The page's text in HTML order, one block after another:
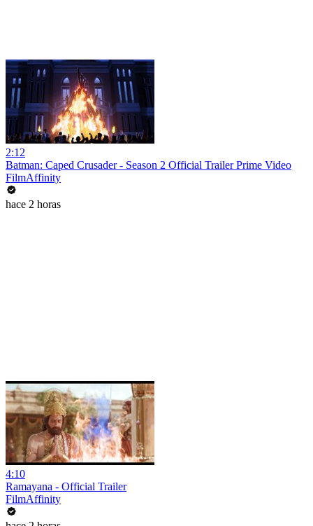
2:12
Batman: Caped Crusader - Season 2 Official Trailer Prime Video
FilmAffinity
hace 2 horas
4:10
Ramayana - Official Trailer
FilmAffinity